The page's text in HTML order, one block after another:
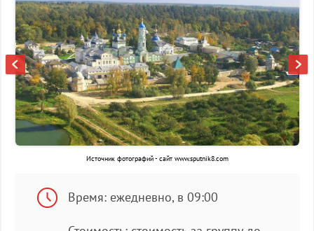
Источник фотографий - сайт www.sputnik8.com
Время: ежедневно, в 09:00